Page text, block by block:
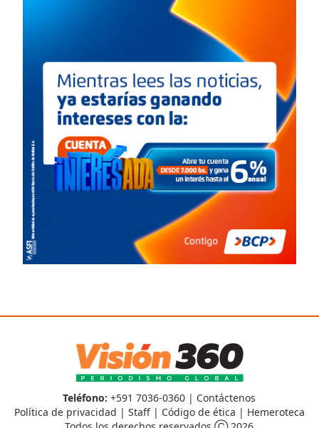
Teléfono: +591 7036-0360 | Contáctenos
Política de privacidad | Staff| Código de ética | Hemeroteca